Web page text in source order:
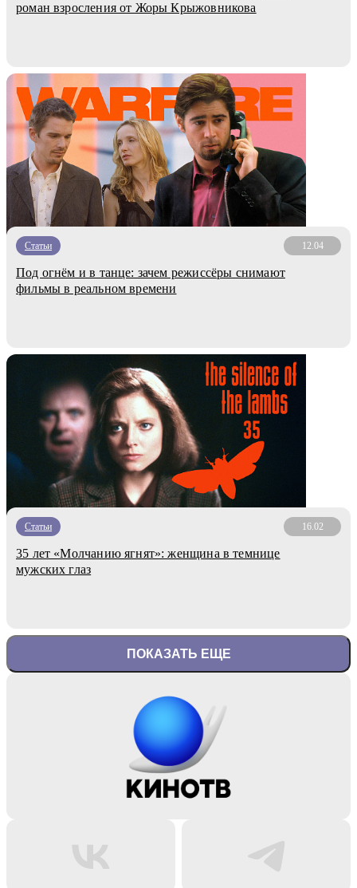
роман взросления от Жоры Крыжовникова
Статьи 12.04
Под огнём и в танце: зачем режиссёры снимают
фильмы в реальном времени
Статьи 16.02
35 лет «Молчанию ягнят»: женщина в темнице
мужских глаз
ПОКАЗАТЬ ЕЩЕ